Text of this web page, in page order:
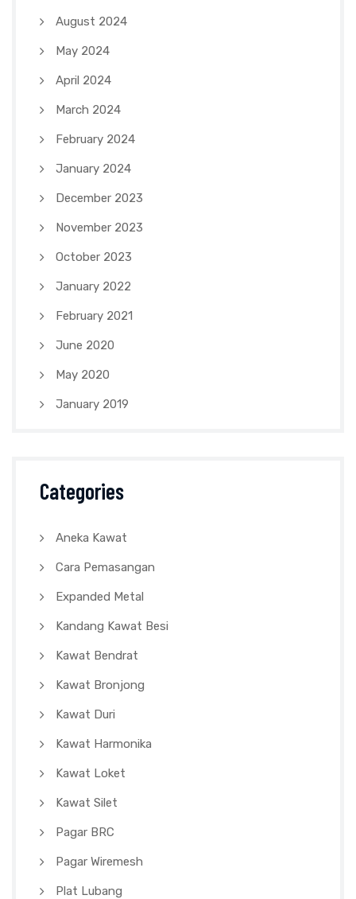
August 2024
May 2024
April 2024
March 2024
February 2024
January 2024
December 2023
November 2023
October 2023
January 2022
February 2021
June 2020
May 2020
January 2019
Categories
Aneka Kawat
Cara Pemasangan
Expanded Metal
Kandang Kawat Besi
Kawat Bendrat
Kawat Bronjong
Kawat Duri
Kawat Harmonika
Kawat Loket
Kawat Silet
Pagar BRC
Pagar Wiremesh
Plat Lubang